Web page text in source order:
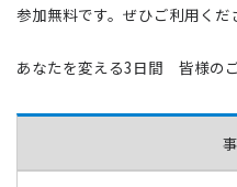
参加無料です。ぜひご利用くだ
あなたを変える3日間 皆様の